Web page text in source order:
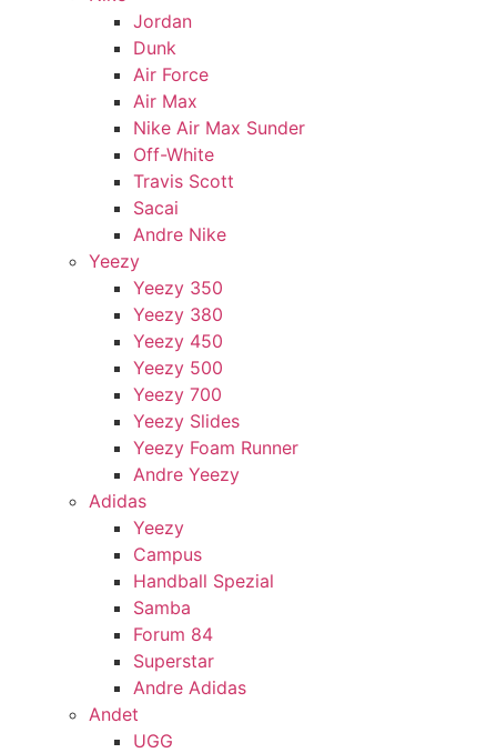
Jordan
Dunk
Air Force
Air Max
Nike Air Max Sunder
Off-White
Travis Scott
Sacai
Andre Nike
Yeezy
Yeezy 350
Yeezy 380
Yeezy 450
Yeezy 500
Yeezy 700
Yeezy Slides
Yeezy Foam Runner
Andre Yeezy
Adidas
Yeezy
Campus
Handball Spezial
Samba
Forum 84
Superstar
Andre Adidas
Andet
UGG